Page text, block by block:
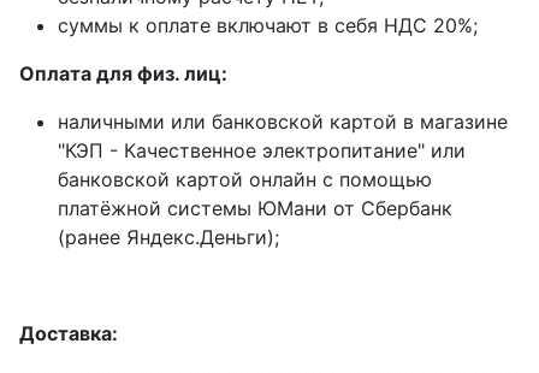
суммы к оплате включают в себя НДС 20%;
Оплата для физ. лиц:
наличными или банковской картой в магазине
"КЭП - Качественное электропитание" или
банковской картой онлайн с помощью
платёжной системы ЮМани от Сбербанк
(ранее Яндекс.Деньги);
Доставка: